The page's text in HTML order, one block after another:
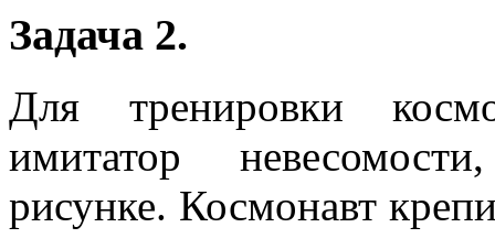
Задача 2.
Для тренировки
имитатор
рисунке. Космонавт